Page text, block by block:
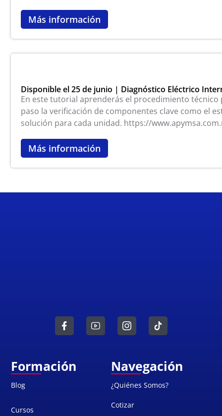
Más información
Disponible el 25 de junio | Diagnóstico Eléctrico
En este tutorial aprenderás el procedimiento
paso la verificación de componentes clave como el
solución para cada unidad. https://
Más información
Formación
Blog
Cursos
Navegación
¿Quiénes Somos?
Cotizar